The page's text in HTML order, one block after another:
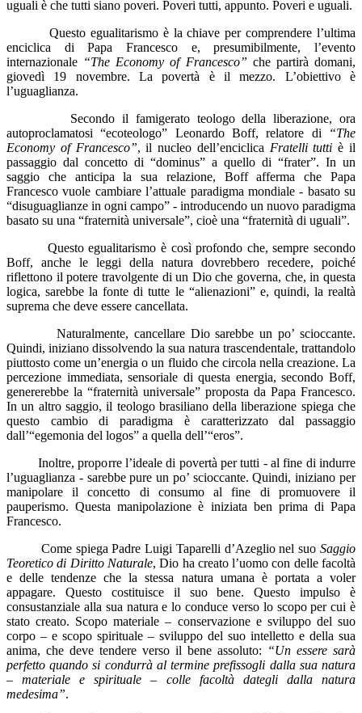
uguali è che tutti siano poveri. Poveri tutti, appunto. Poveri e uguali.
Questo egualitarismo è la chiave per comprendere l’ultima
enciclica di Papa Francesco e, presumibilmente, l’evento
internazionale “The Economy of Francesco” che partirà domani,
giovedì 19 novembre. La povertà è il mezzo. L’obiettivo è
l’uguaglianza.
Secondo il famigerato teologo della liberazione, ora
autoproclamatosi “ecoteologo” Leonardo Boff, relatore di
“The
Economy of Francesco”, il nucleo dell’enciclica Fratelli tutti è il
passaggio dal concetto di “dominus” a quello di “frater”. In un
saggio che anticipa la sua relazione, Boff afferma che Papa
Francesco vuole cambiare l’attuale paradigma mondiale - basato su
“disuguaglianze in ogni campo” - introducendo un nuovo paradigma
basato su una “fraternità universale”, cioè una “fraternità di uguali”.
Questo egualitarismo è così profondo che, sempre secondo
Boff, anche le leggi della natura dovrebbero recedere, poiché
riflettono il potere travolgente di un Dio che governa, che, in questa
logica, sarebbe la fonte di tutte le “alienazioni” e, quindi, la realtà
suprema che deve essere cancellata.
Naturalmente, cancellare Dio sarebbe un po’ scioccante.
Quindi, iniziano dissolvendo la sua natura trascendentale, trattandolo
piuttosto come un’energia o un fluido che circola nella creazione. La
percezione immediata, sensoriale di questa energia, secondo Boff,
genererebbe la “fraternità universale” proposta da Papa Francesco.
In un altro saggio, il teologo brasiliano della liberazione spiega che
questo cambio di paradigma è caratterizzato dal passaggio
dall’“egemonia del logos” a quella dell’“eros”.
Inoltre, proporre l’ideale di povertà per tutti - al fine di indurre
l’uguaglianza - sarebbe pure un po’ scioccante. Quindi, iniziano per
manipolare il concetto di consumo al fine di promuovere il
pauperismo. Questa manipolazione è iniziata ben prima di Papa
Francesco.
Come spiega Padre Luigi Taparelli d’Azeglio nel suo Saggio
Teoretico di Diritto Naturale, Dio ha creato l’uomo con delle facoltà
e delle tendenze che la stessa natura umana è portata a voler
appagare. Questo costituisce il suo bene. Questo impulso è
consustanziale alla sua natura e lo conduce verso lo scopo per cui è
stato creato. Scopo materiale – conservazione e sviluppo del suo
corpo – e scopo spirituale – sviluppo del suo intelletto e della sua
anima, che deve tendere verso il bene assoluto: “Un essere sarà
perfetto quando si condurrà al termine prefissogli dalla sua natura
– materiale e spirituale – colle facoltà dategli dalla natura
medesima”.